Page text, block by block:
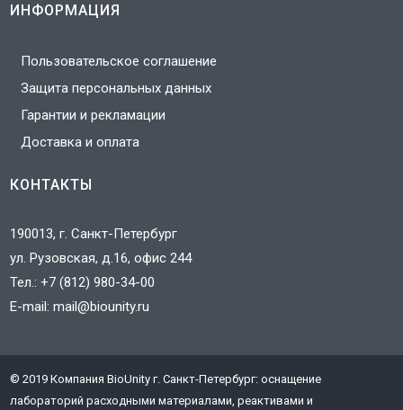
ИНФОРМАЦИЯ
Пользовательское соглашение
Защита персональных данных
Гарантии и рекламации
Доставка и оплата
КОНТАКТЫ
190013, г. Санкт-Петербург
ул. Рузовская, д.16, офис 244
Тел.:+7 (812) 980-34-00
E-mail:mail@biounity.ru
© 2019 Компания BioUnity г. Санкт-Петербург: оснащение
лабораторий расходными материалами, реактивами и